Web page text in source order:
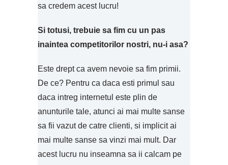
sa credem acest lucru!
Si totusi, trebuie sa fim cu un pas
inaintea competitorilor nostri, nu-i asa?
Este drept ca avem nevoie sa fim primii.
De ce? Pentru ca daca esti primul sau
daca intreg internetul este plin de
anunturile tale, atunci ai mai multe sanse
sa fii vazut de catre clienti, si implicit ai
mai multe sanse sa vinzi mai mult. Dar
acest lucru nu inseamna sa ii calcam pe